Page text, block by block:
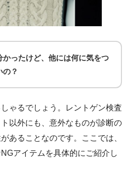
かったけど、他には何に気をつ
の？
ゃるでしょう。レントゲン検査
以外にも、意外なものが診断の
あることなのです。ここでは、
アイテムを具体的にご紹介し